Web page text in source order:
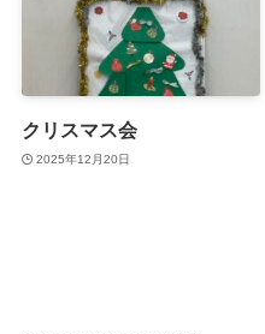
クリスマス会
2025年12月20日